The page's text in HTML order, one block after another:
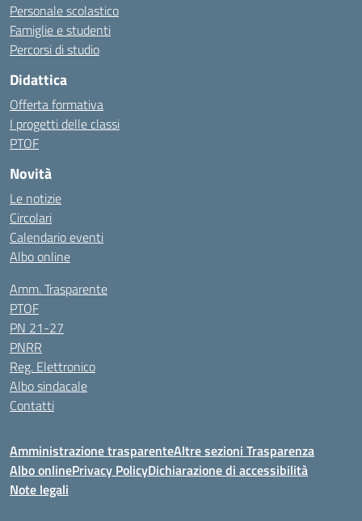
Personale scolastico
Famiglie e studenti
Percorsi di studio
Didattica
Offerta formativa
I progetti delle classi
PTOF
Novità
Le notizie
Circolari
Calendario eventi
Albo online
Amm. Trasparente
PTOF
PN 21-27
PNRR
Reg. Elettronico
Albo sindacale
Contatti
Amministrazione trasparenteAltre sezioni Trasparenza
Albo onlinePrivacy PolicyDichiarazione di accessibilità
Note legali